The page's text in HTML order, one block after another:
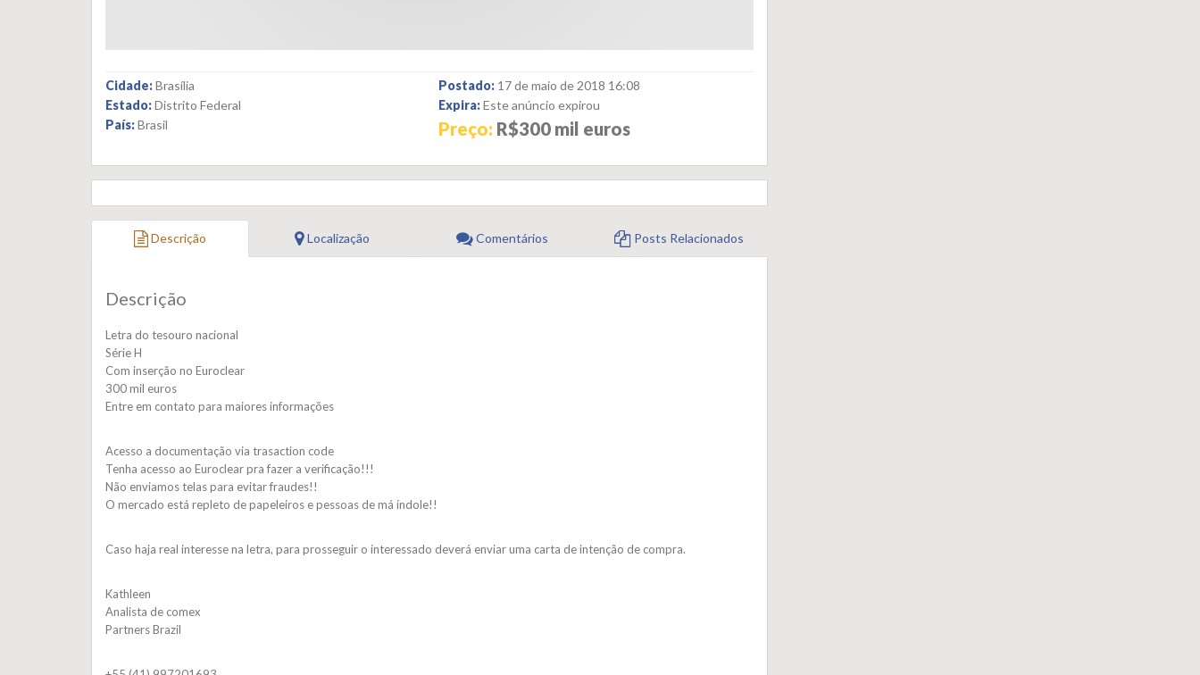
Cidade:Brasília
Estado:Distrito Federal
País:Brasil
Postado: 17 de maio de 2018 16:08
Expira:Este anúncio expirou
Preço: R$300 mil euros
Descrição Localização Comentários Posts Relacionados
Descrição
Letra do tesouro nacional
Série H
Com inserção no Euroclear
300 mil euros
Entre em contato para maiores informações
Acesso a documentação via trasaction code
Tenha acesso ao Euroclear pra fazer a verificação!!!
Não enviamos telas para evitar fraudes!!
O mercado está repleto de papeleiros e pessoas de má índole!!
Caso haja real interesse na letra, para prosseguir o interessado deverá enviar uma carta de intenção de compra.
Kathleen
Analista de comex
Partners Brazil